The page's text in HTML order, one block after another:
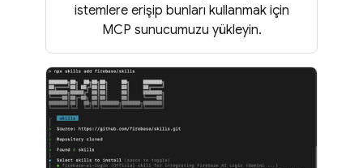
istemlere erişip bunları kullanmak için
MCP sunucumuzu yükleyin.